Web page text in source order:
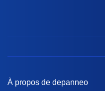
À propos de depanneo